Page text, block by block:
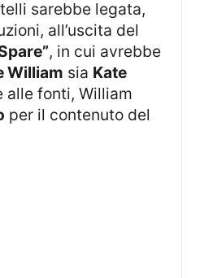
all’uscita del
, in cui avrebbe
William sia Kate
alle fonti, William
per il contenuto del